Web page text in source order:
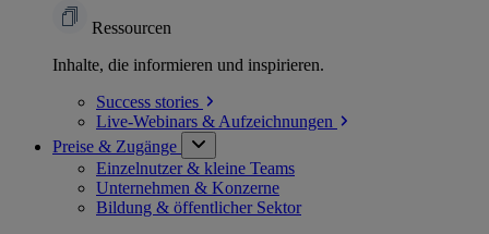
Ressourcen
Inhalte, die informieren und inspirieren.
Success stories
Live-Webinars & Aufzeichnungen
Preise & Zugänge
Einzelnutzer & kleine Teams
Unternehmen & Konzerne
Bildung & öffentlicher Sektor